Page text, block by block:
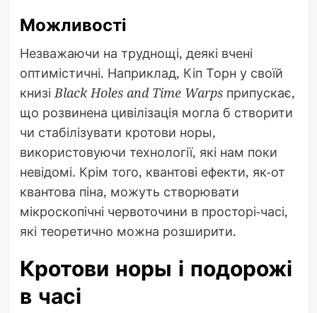
Можливості
Незважаючи на труднощі, деякі вчені
оптимістичні. Наприклад, Кіп Торн у своїй
книзіBlack Holes and Time Warpsприпускає,
що розвинена цивілізація могла б створити
чи стабілізувати кротови норы,
використовуючи технології, які нам поки
невідомі. Крім того, квантові ефекти, як-от
квантова піна, можуть створювати
мікроскопічні червоточини в просторі-часі,
які теоретично можна розширити.
Кротови норы і подорожі
в часі